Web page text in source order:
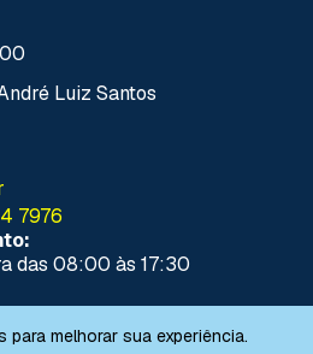
melhorar sua experiência.
Luiz Santos
7976
das 08:00 às 17:30